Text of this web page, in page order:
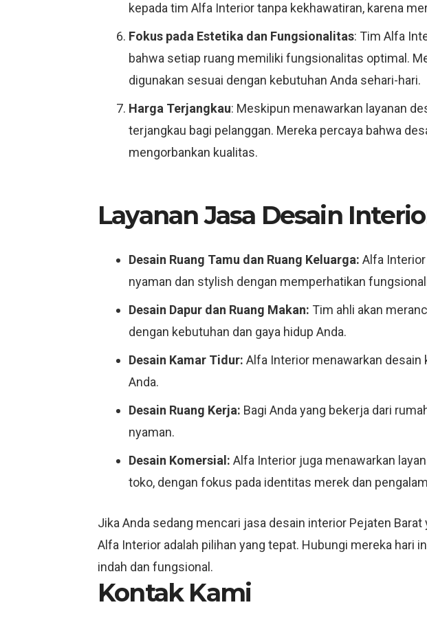
kepada tim Alfa Interior tanpa kekhawatiran, karena
Fokus pada Estetika dan Fungsionalitas: Tim Alfa
bahwa setiap ruang memiliki fungsionalitas optimal.
digunakan sesuai dengan kebutuhan Anda sehari-hari.
Harga Terjangkau: Meskipun menawarkan layanan
terjangkau bagi pelanggan. Mereka percaya bahwa
mengorbankan kualitas.
Layanan Jasa Desain
Desain Ruang Tamu dan Ruang Keluarga: Alfa
nyaman dan stylish dengan memperhatikan
Desain Dapur dan Ruang Makan: Tim ahli akan
dengan kebutuhan dan gaya hidup Anda.
Desain Kamar Tidur: Alfa Interior menawarkan
Anda.
Desain Ruang Kerja: Bagi Anda yang bekerja dari
nyaman.
Desain Komersial: Alfa Interior juga menawarkan
toko, dengan fokus pada identitas merek dan
Jika Anda sedang mencari jasa desain interior Pejaten
Alfa Interior adalah pilihan yang tepat. Hubungi mereka hari
indah dan fungsional.
Kontak Kami